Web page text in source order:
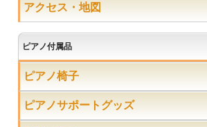
アクセス・地図
ピアノ付属品
ピアノ椅子
ピアノサポートグッズ